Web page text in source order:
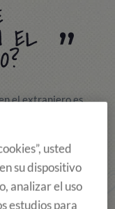
EL
el extranjero es
aprender,
a casa.
que ofrecemos
el nuevo país
usted
su dispositivo
analizar el uso
estudios para